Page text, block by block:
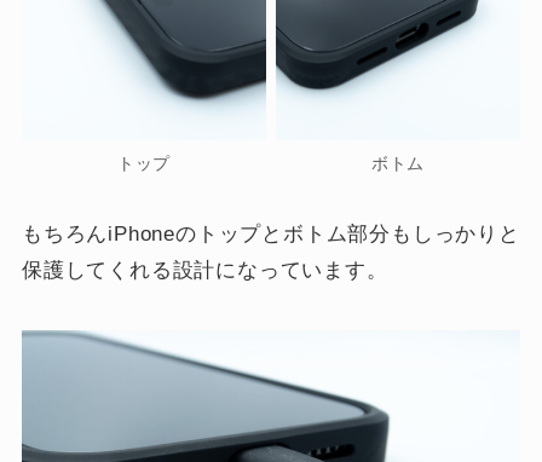
トップ ボトム
もちろんiPhoneのトップとボトム部分もしっかりと
保護してくれる設計になっています。